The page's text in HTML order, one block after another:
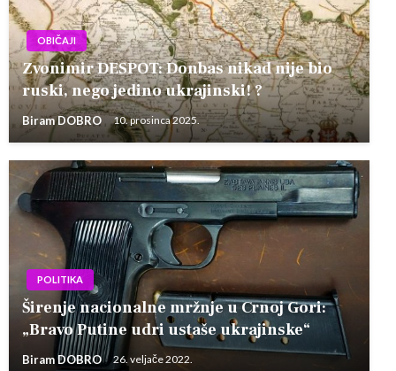
OBIČAJI
Zvonimir DESPOT: Donbas nikad nije bio
ruski, nego jedino ukrajinski! ?
Biram DOBRO 10. prosinca 2025.
POLITIKA
Širenje nacionalne mržnje u Crnoj Gori:
„Bravo Putine udri ustaše ukrajinske“
Biram DOBRO 26. veljače 2022.